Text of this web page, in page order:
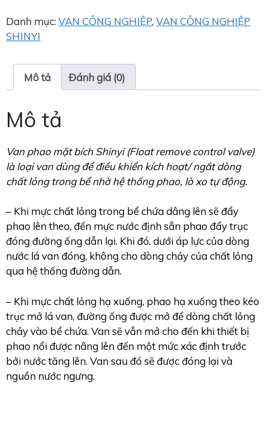
Danh mục:VAN CÔNG NGHIỆP, VAN CÔNG NGHIỆP
SHINYI
Mô tả Đánh giá (0)
Mô tả
Van phao mặt bích Shinyi (Float remove control valve)
là loại van dùng để điều khiển kích hoạt/ ngắt dòng
chất lỏng trong bể nhờ hệ thống phao, lò xo tự động.
– Khi mực chất lỏng trong bể chứa dâng lên sẽ đẩy
phao lên theo, đến mực nước định sẵn phao đẩy trục
đóng đường ống dẫn lại. Khi đó, dưới áp lực của dòng
nước lá van đóng, không cho dòng chảy của chất lỏng
qua hệ thống đường dẫn.
– Khi mực chất lỏng hạ xuống, phao hạ xuống theo kéo
trục mở lá van, đường ống được mở để dòng chất lỏng
chảy vào bể chứa. Van sẽ vẫn mở cho đến khi thiết bị
phao nổi được nâng lên đến một mức xác định trước
bởi nước tăng lên. Van sau đó sẽ được đóng lại và
nguồn nước ngưng.